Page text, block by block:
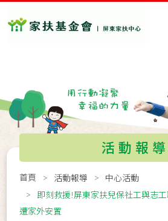
活動報導
首頁 活動報導
中心活動
即刻救援!屏東家扶兒保社工與志
遭家外安置